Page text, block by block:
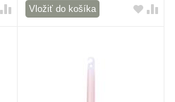
Vložiť do košíka